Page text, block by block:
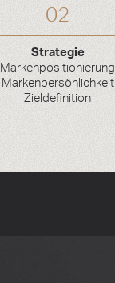
02
Strategie
Markenpositionierung
Markenpersönlichkeit
Zieldefinition